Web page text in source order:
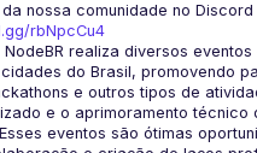
nossa comunidade no Discord
rbNpcCu4
realiza diversos
do Brasil, promovendo
e outros tipos de
e o aprimoramento técnico
eventos são ótimas